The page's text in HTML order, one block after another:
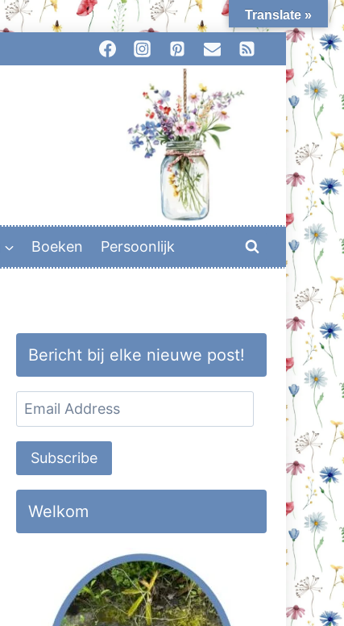
Boeken Persoonlijk
Bericht bij elke nieuwe post!
Email
Address
Subscribe
Welkom
Translate »